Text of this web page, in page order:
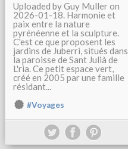
Uploaded by Guy Muller on
2026-01-18. Harmonie et
paix entre la nature
pyrénéenne et la sculpture.
C'est ce que proposent les
jardins de Juberri, situés dans
la paroisse de Sant Julià de
L'ria. Ce petit espace vert,
créé en 2005 par une famille
résidant...
#Voyages